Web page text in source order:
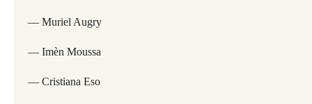
— Muriel Augry
— Imèn Moussa
— Cristiana Eso